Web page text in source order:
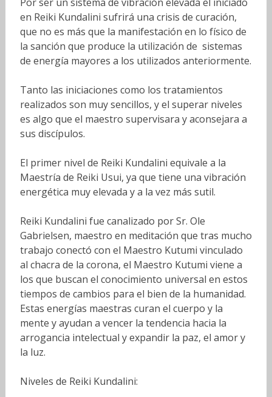
en Reiki Kundalini sufrirá una crisis de curación,
que no es más que la manifestación en lo físico de
la sanción que produce la utilización de sistemas
de energía mayores a los utilizados anteriormente.
Tanto las iniciaciones como los tratamientos
realizados son muy sencillos, y el superar niveles
es algo que el maestro supervisara y aconsejara a
sus discípulos.
El primer nivel de Reiki Kundalini equivale a la
Maestría de Reiki Usui, ya que tiene una vibración
energética muy elevada y a la vez más sutil.
Reiki Kundalini fue canalizado por Sr. Ole
Gabrielsen, maestro en meditación que tras mucho
trabajo conectó con el Maestro Kutumi vinculado
al chacra de la corona, el Maestro Kutumi viene a
los que buscan el conocimiento universal en estos
tiempos de cambios para el bien de la humanidad.
Estas energías maestras curan el cuerpo y la
mente y ayudan a vencer la tendencia hacia la
arrogancia intelectual y expandir la paz, el amor y
la luz.
Niveles de Reiki Kundalini: